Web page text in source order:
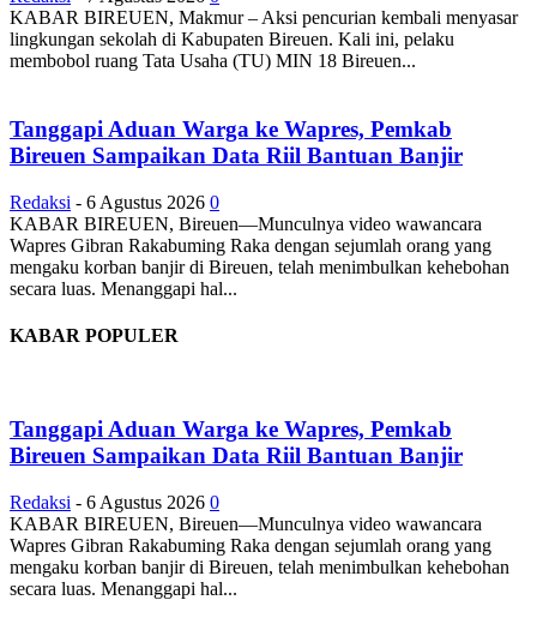
KABAR BIREUEN, Makmur – Aksi pencurian kembali menyasar
lingkungan sekolah di Kabupaten Bireuen. Kali ini, pelaku
membobol ruang Tata Usaha (TU) MIN 18 Bireuen...
Tanggapi Aduan Warga ke Wapres, Pemkab
Bireuen Sampaikan Data Riil Bantuan Banjir
Redaksi - 6 Agustus 2026 0
KABAR BIREUEN, Bireuen—Munculnya video wawancara
Wapres Gibran Rakabuming Raka dengan sejumlah orang yang
mengaku korban banjir di Bireuen, telah menimbulkan kehebohan
secara luas. Menanggapi hal...
KABAR POPULER
Tanggapi Aduan Warga ke Wapres, Pemkab
Bireuen Sampaikan Data Riil Bantuan Banjir
Redaksi - 6 Agustus 2026 0
KABAR BIREUEN, Bireuen—Munculnya video wawancara
Wapres Gibran Rakabuming Raka dengan sejumlah orang yang
mengaku korban banjir di Bireuen, telah menimbulkan kehebohan
secara luas. Menanggapi hal...